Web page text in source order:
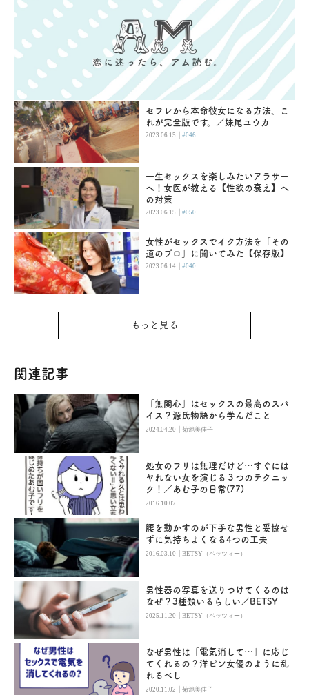
セフレから本命彼女になる方法、こ
れが完全版です。／妹尾ユウカ
2023.06.15 |#046
一生セックスを楽しみたいアラサー
へ！女医が教える【性欲の衰え】へ
の対策
2023.06.15 |#050
女性がセックスでイク方法を「その
道のプロ」に聞いてみた【保存版】
2023.06.14 |#040
もっと見る
関連記事
「無関心」はセックスの最高のスパ
イス？源氏物語から学んだこと
2024.04.20 |菊池美佳子
処女のフリは無理だけど…すぐには
ヤれない女を演じる３つのテクニッ
ク！／あむ子の日常(77)
2016.10.07
腰を動かすのが下手な男性と妥協せ
ずに気持ちよくなる4つの工夫
2016.03.10 |BETSY（ベッツィー）
男性器の写真を送りつけてくるのは
なぜ？3種類いるらしい／BETSY
2025.11.20 |BETSY（ベッツィー）
なぜ男性は「電気消して…」に応じ
てくれるの？洋ピン女優のように乱
れるべし
2020.11.02 |菊池美佳子